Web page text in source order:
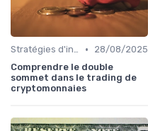
Stratégies d'investissement •
28/08/2025
Comprendre le double
sommet dans le trading de
cryptomonnaies